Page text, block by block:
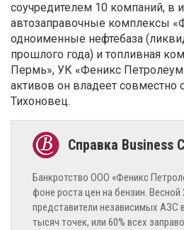
соучредителем 10 компаний, в
автозаправочные комплексы
одноименные нефтебаза
прошлого года) и топливная
Пермь», УК «Феникс
активов он владеет совместно
Тихоновец.
Банкротство ООО «Феникс
фоне роста цен на бензин. Весной
представители независимых АЗС
тысяч точек, или 60% всех